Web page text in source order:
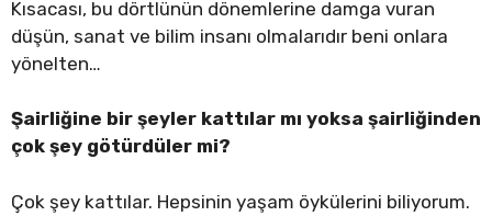
Kısacası, bu dörtlünün dönemlerine damga vuran
düşün, sanat ve bilim insanı olmalarıdır beni onlara
yönelten…
Şairliğine bir şeyler kattılar mı yoksa şairliğinden
çok şey götürdüler mi?
Çok şey kattılar. Hepsinin yaşam öykülerini biliyorum.